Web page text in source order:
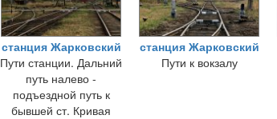
станция Жарковский
Пути станции. Дальний
путь налево -
подъездной путь к
бывшей ст. Кривая
станция Жарковский
Пути к вокзалу